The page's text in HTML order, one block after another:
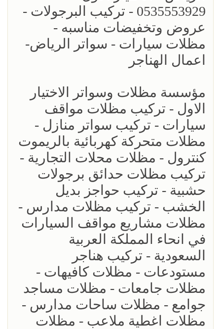
0535553929 - تركيب البرجولات -
عروض وتخفيضات مناسبه -
مظلات سيارات - سواتر الرياض-
اعمال الهناجر
مؤسسة مظلات وسواتر الاختيار
الاول - تركيب مظلات مواقف
سيارات - تركيب سواتر منازل -
مظلات متحركة كهربائية بالريموت
كنترول - مظلات محلات التجارية -
تركيب مظلات حدائق برجولات
حشبية - تركيب حواجز بديل
الخشب - تركيب مظلات مدارس -
مظلات مشاريع مواقف السيارات
في انحاء المملكة العربية
السعودية - تركيب هناجر
مستودعات - مظلات كافيهات -
مظلات جامعات - مظلات مساجد
جوامع - مظلات ساحات مدارس -
مظلات اغطية ملاعب - مظلات